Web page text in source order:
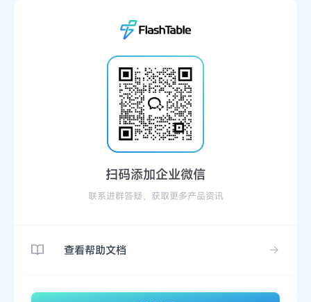
扫码添加企业微信
联系进群答疑，获取更多产品资讯
查看帮助文档